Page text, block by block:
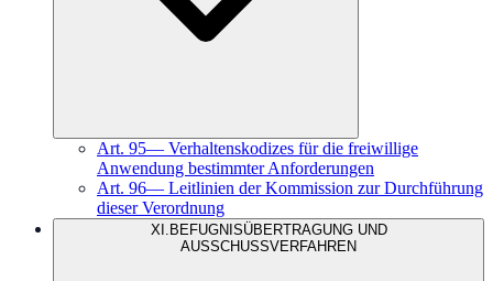
Art. 95— Verhaltenskodizes für die freiwillige
Anwendung bestimmter Anforderungen
Art. 96— Leitlinien der Kommission zur Durchführung
dieser Verordnung
XI . BEFUGNISÜBERTRAGUNG UND
AUSSCHUSSVERFAHREN